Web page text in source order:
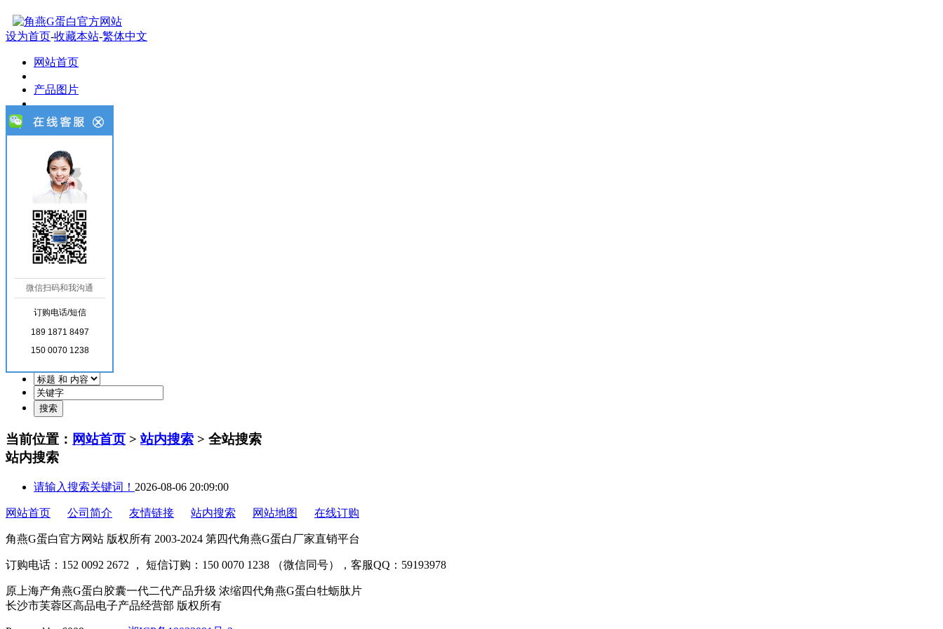
设为首页-收藏本站-繁体中文
网站首页
产品图片
新闻知识
功效作用
我要订购
客户案例
联系我们
站内搜索
当前位置： 网站首页 > 站内搜索 > 全站搜索
站内搜索
请输入搜索关键词！ 2026-08-06 20:09:00
网站首页 公司简介 友情链接 站内搜索 网站地图 在线订购
角燕G蛋白官方网站 版权所有 2003-2024 第四代角燕G蛋白厂家直销平台
订购电话：152 0092 2672 ， 短信订购：150 0070 1238 （微信同号），客服QQ：59193978
原上海产角燕G蛋白胶囊一代二代产品升级 浓缩四代角燕G蛋白牡蛎肽片
长沙市芙蓉区高品电子产品经营部 版权所有
微信扫码和我沟通
订购电话/短信
189 1871 8497
150 0070 1238